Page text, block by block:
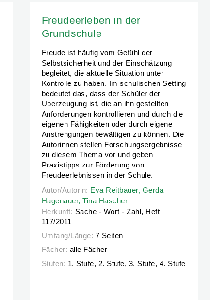
Tina Hascher
Freudeerleben in der
Grundschule
Freude ist häufig vom Gefühl der
Selbstsicherheit und der Einschätzung
begleitet, die aktuelle Situation unter
Kontrolle zu haben. Im schulischen Setting
bedeutet das, dass der Schüler der
Überzeugung ist, die an ihn gestellten
Anforderungen kontrollieren und durch die
eigenen Fähigkeiten oder durch eigene
Anstrengungen bewältigen zu können. Die
Autorinnen stellen Forschungsergebnisse
zu diesem Thema vor und geben
Praxistipps zur Förderung von
Freudeerlebnissen in der Schule.
Autor/Autorin: Eva Reitbauer, Gerda Hagenauer,
Autor/Autorin: Eva Reitbauer, Gerda
Hagenauer,Tina Hascher
Herkunft: Sache - Wort - Zahl, Heft
117/2011
Umfang/Länge: 7 Seiten
Fächer: alle Fächer
Stufen: 1. Stufe, 2. Stufe, 3. Stufe, 4. Stufe